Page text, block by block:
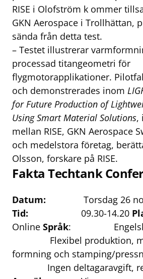
RISE i Olofström k ommer
GKN Aerospace i Trollhättan,
sända från detta test.
– Testet illustrerar
processad titangeometri för
flygmotorapplikationer.
och demonstrerades inom
for Future Production of
Using Smart Material Solutions,
mellan RISE, GKN Aerospace
och medelstora företag,
Olsson, forskare på RISE.
Fakta Techtank
Datum: Torsdag 26
Tid: 09.30-14.20
Online Språk:
Flexibel produktion,
formning och stamping/
Ingen deltagaravgift,